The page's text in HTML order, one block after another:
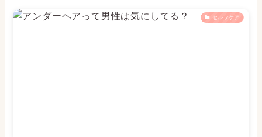
セルフケア